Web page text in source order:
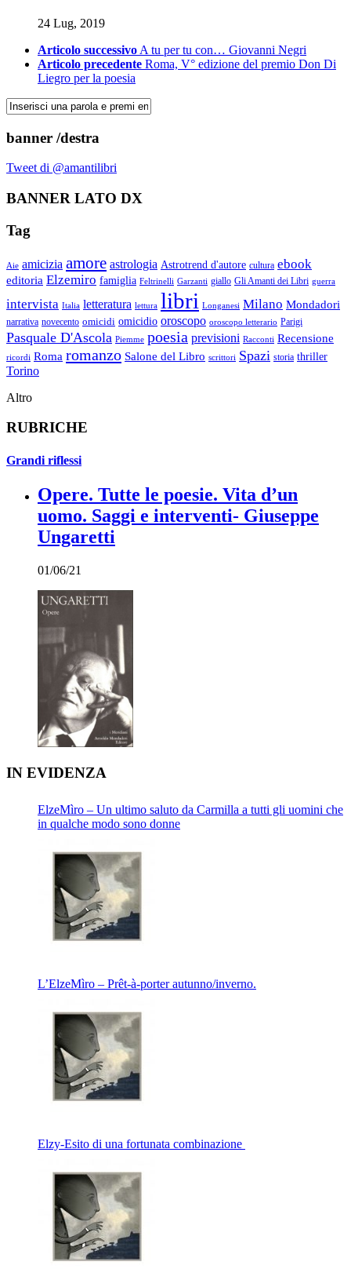
24 Lug, 2019
Articolo successivo A tu per tu con… Giovanni Negri
Articolo precedente Roma, V° edizione del premio Don Di
Liegro per la poesia
banner /destra
Tweet di @amantilibri
BANNER LATO DX
Tag
Aie amicizia amore astrologia Astrotrend d'autore cultura ebook
editoria Elzemiro famiglia Feltrinelli Garzanti giallo Gli Amanti dei Libri guerra
intervista Italia letteratura lettura libri Longanesi Milano Mondadori
narrativa novecento omicidi omicidio oroscopo oroscopo letterario Parigi
Pasquale D'Ascola Piemme poesia previsioni Racconti Recensione
ricordi Roma romanzo Salone del Libro scrittori Spazi storia thriller
Torino
Altro
RUBRICHE
Grandi riflessi
Opere. Tutte le poesie. Vita d’un
uomo. Saggi e interventi- Giuseppe
Ungaretti
01/06/21
IN EVIDENZA
ElzeMìro – Un ultimo saluto da Carmilla a tutti gli uomini che
in qualche modo sono donne
L’ElzeMìro – Prêt-à-porter autunno/inverno.
Elzy-Esito di una fortunata combinazione